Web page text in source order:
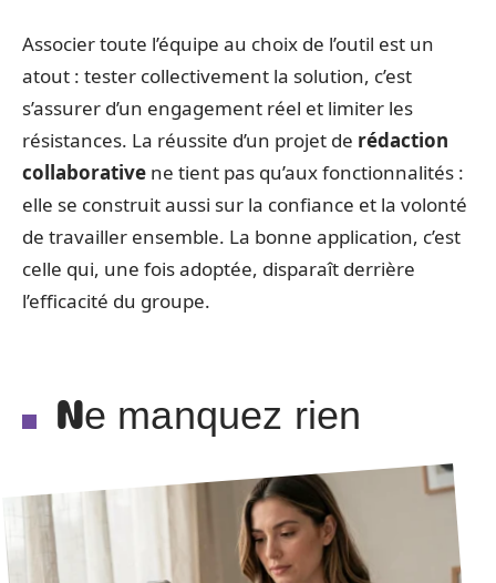
Associer toute l’équipe au choix de l’outil est un
atout : tester collectivement la solution, c’est
s’assurer d’un engagement réel et limiter les
résistances. La réussite d’un projet de rédaction
collaborative ne tient pas qu’aux fonctionnalités :
elle se construit aussi sur la confiance et la volonté
de travailler ensemble. La bonne application, c’est
celle qui, une fois adoptée, disparaît derrière
l’efficacité du groupe.
Ne manquez rien